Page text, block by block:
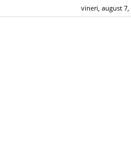
vineri, august 7,